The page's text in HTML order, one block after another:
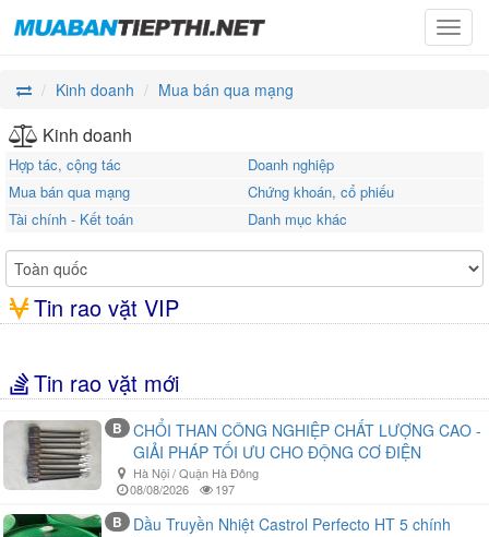
Kinh doanh
Mua bán qua mạng
Kinh doanh
Hợp tác, cộng tác
Doanh nghiệp
Mua bán qua mạng
Chứng khoán, cổ phiếu
Tài chính - Kết toán
Danh mục khác
Tin rao vặt VIP
Tin rao vặt mới
B
CHỔI THAN CÔNG NGHIỆP CHẤT LƯỢNG CAO -
GIẢI PHÁP TỐI ƯU CHO ĐỘNG CƠ ĐIỆN
Hà Nội / Quận Hà Đông
08/08/2026
197
B
Dầu Truyền Nhiệt Castrol Perfecto HT 5 chính